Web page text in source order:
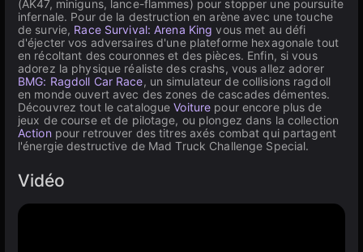
(AK47, miniguns, lance-flammes) pour stopper une poursuite
infernale. Pour de la destruction en arène avec une touche
de survie, Race Survival: Arena King vous met au défi
d'éjecter vos adversaires d'une plateforme hexagonale tout
en récoltant des couronnes et des pièces. Enfin, si vous
adorez la physique réaliste des crashs, vous allez adorer
BMG: Ragdoll Car Race, un simulateur de collisions ragdoll
en monde ouvert avec des zones de cascades démentes.
Découvrez tout le catalogueVoiture pour encore plus de
jeux de course et de pilotage, ou plongez dans la collection
Action pour retrouver des titres axés combat qui partagent
l'énergie destructive de Mad Truck Challenge Special.
Vidéo